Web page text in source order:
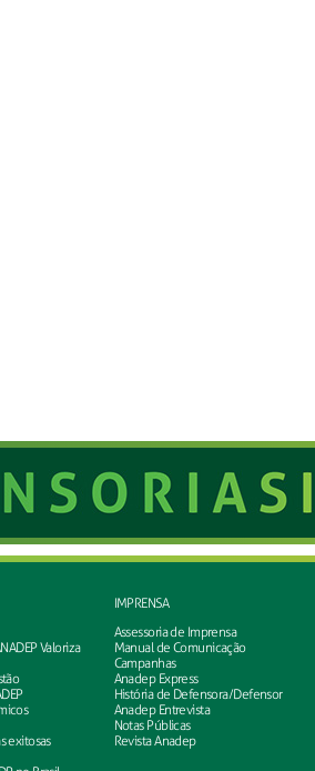
Valoriza
exitosas
IMPRENSA
Assessoria de Imprensa
Manual de Comunicação
Campanhas
Anadep Express
História de Defensora/Defensor
Anadep Entrevista
Notas Públicas
Revista Anadep